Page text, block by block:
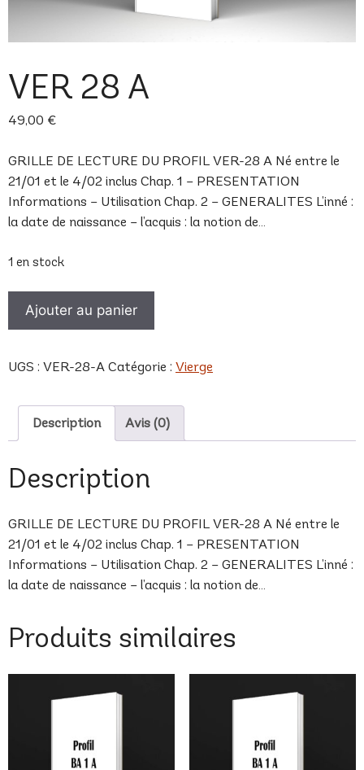
VER 28 A
49,00 €
GRILLE DE LECTURE DU PROFIL VER-28 A Né entre le
21/01 et le 4/02 inclus Chap. 1 – PRESENTATION
Informations – Utilisation Chap. 2 – GENERALITES L’inné :
la date de naissance – l’acquis : la notion de…
1 en stock
28
Ajouter au panier
UGS : VER-28-A Catégorie : Vierge
Description Avis (0)
Description
GRILLE DE LECTURE DU PROFIL VER-28 A Né entre le
21/01 et le 4/02 inclus Chap. 1 – PRESENTATION
Informations – Utilisation Chap. 2 – GENERALITES L’inné :
la date de naissance – l’acquis : la notion de…
Produits similaires